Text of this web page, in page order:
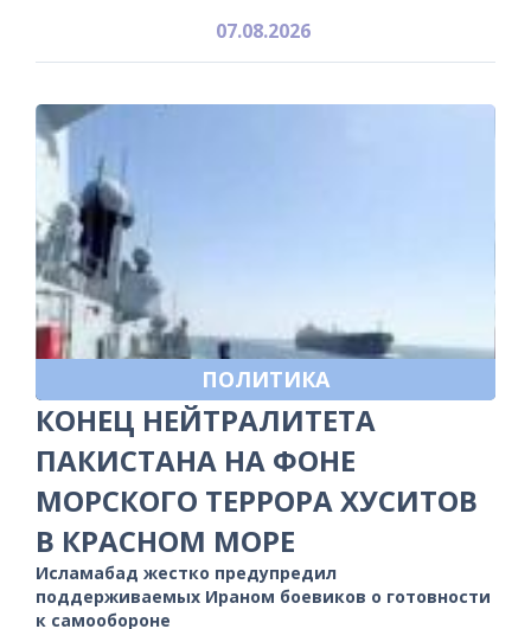
07.08.2026
ПОЛИТИКА
КОНЕЦ НЕЙТРАЛИТЕТА
ПАКИСТАНА НА ФОНЕ
МОРСКОГО ТЕРРОРА ХУСИТОВ
В КРАСНОМ МОРЕ
Исламабад жестко предупредил
поддерживаемых Ираном боевиков о готовности
к самообороне